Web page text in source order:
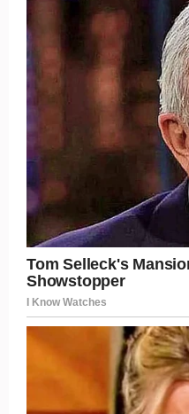
Post Views: 201